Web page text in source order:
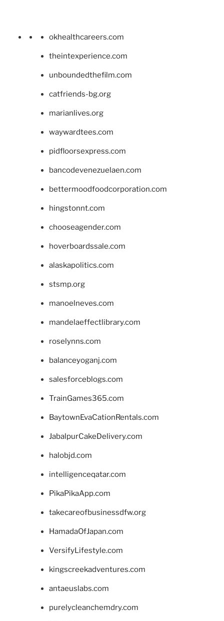
okhealthcareers.com
theintexperience.com
unboundedthefilm.com
catfriends-bg.org
marianlives.org
waywardtees.com
pidfloorsexpress.com
bancodevenezuelaen.com
bettermoodfoodcorporation.com
hingstonnt.com
chooseagender.com
hoverboardssale.com
alaskapolitics.com
stsmp.org
manoelneves.com
mandelaeffectlibrary.com
roselynns.com
balanceyoganj.com
salesforceblogs.com
TrainGames365.com
BaytownEvaCationRentals.com
JabalpurCakeDelivery.com
halobjd.com
intelligenceqatar.com
PikaPikaApp.com
takecareofbusinessdfw.org
HamadaOfJapan.com
VersifyLifestyle.com
kingscreekadventures.com
antaeuslabs.com
purelycleanchemdry.com